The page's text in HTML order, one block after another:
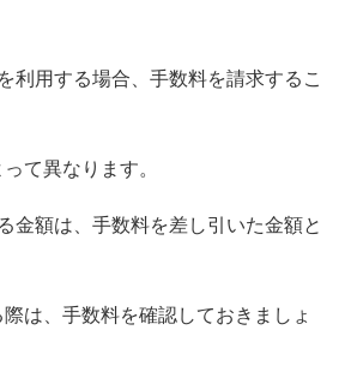
利用する場合、手数料を請求するこ
て異なります。
金額は、手数料を差し引いた金額と
は、手数料を確認しておきましょ